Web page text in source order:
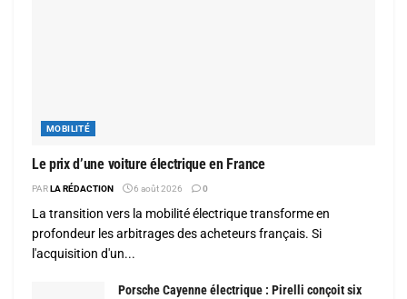
MOBILITÉ
Le prix d’une voiture électrique en France
PARLA RÉDACTION 6 août 2026 0
La transition vers la mobilité électrique transforme en
profondeur les arbitrages des acheteurs français. Si
l'acquisition d'un...
Porsche Cayenne électrique : Pirelli conçoit six